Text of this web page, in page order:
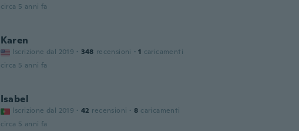
circa 5 anni fa
Karen
Iscrizione dal 2019 · 348 recensioni · 1 caricamenti
circa 5 anni fa
Isabel
Iscrizione dal 2019 · 42 recensioni · 8 caricamenti
circa 5 anni fa